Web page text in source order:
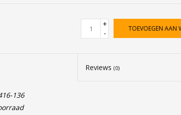
+
-
TOEVOEGEN AAN
Reviews(0)
136